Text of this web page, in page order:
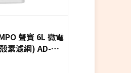
聲寶 6L 微電
素濾網) AD-